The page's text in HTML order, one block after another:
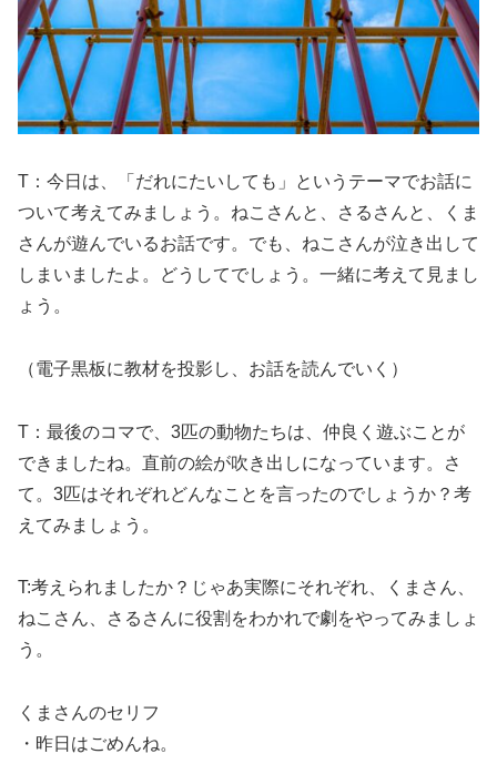
T：今日は、「だれにたいしても」というテーマでお話に
ついて考えてみましょう。ねこさんと、さるさんと、くま
さんが遊んでいるお話です。でも、ねこさんが泣き出して
しまいましたよ。どうしてでしょう。一緒に考えて見まし
ょう。
（電子黒板に教材を投影し、お話を読んでいく）
T：最後のコマで、3匹の動物たちは、仲良く遊ぶことが
できましたね。直前の絵が吹き出しになっています。さ
て。3匹はそれぞれどんなことを言ったのでしょうか？考
えてみましょう。
T:考えられましたか？じゃあ実際にそれぞれ、くまさん、
ねこさん、さるさんに役割をわかれで劇をやってみましょ
う。
くまさんのセリフ
・昨日はごめんね。